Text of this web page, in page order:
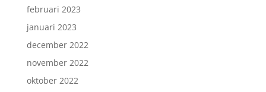
februari 2023
januari 2023
december 2022
november 2022
oktober 2022